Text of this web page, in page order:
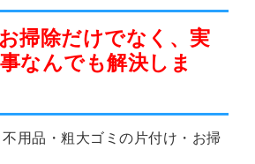
掃除だけでなく、実
なんでも解決しま
用品・粗大ゴミの片付け・お掃